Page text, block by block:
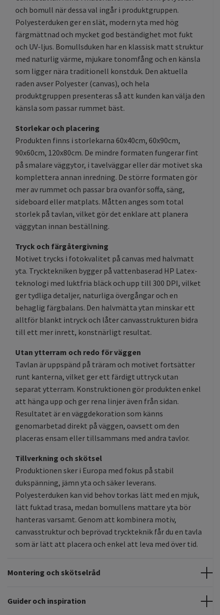
och bomull när dessa val ingår i produktgruppen.
Polyesterduken ger en slät, modern yta med hög
färgmättnad och mycket god beständighet mot fukt
och UV-ljus. Bomullsduken har en klassisk matt struktur
med naturlig värme, mjukare tonomfång och en känsla
som ligger nära traditionell konstduk. Den aktuella
raden avser Polyester (canvas), och hela
produktgruppen presenteras så att kunden kan välja den
känsla som passar rummet bäst.
Storlekar och placering
Produkten finns i storlekarna 60x40cm, 60x90cm,
90x60cm, 120x80cm. De mindre formaten fungerar fint
på smalare väggytor, i tavelväggar eller där motivet ska
komplettera annan inredning. De större formaten gör
mer av rummet och passar bra ovanför soffa, säng,
sideboard eller matplats. Måtten anges som total
storlek på tavlan, vilket gör det enklare att planera
väggytan innan beställning.
Tryck och färgåtergivning
Motivet trycks i fotokvalitet på canvas med halvmatt
yta. Trycktekniken bygger på vattenbaserad HP Latex-
teknologi med luktfria bläck och upp till 300 DPI, vilket
ger tydliga detaljer, naturliga övergångar och en
behaglig färgbalans. Den halvmätta ytan minskar ett
alltför blankt intryck och låter canvasstrukturen bidra
till ett mer inrett, konstnärligt resultat.
Utan ytterram och redo för väggen
Tavlan är uppspänd på träram och motivet fortsätter
runt kanterna, vilket ger ett färdigt uttryck utan
separat ytterram. Konstruktionen gör produkten enkel
att hänga upp och ger rena linjer även från sidan.
Resultatet är en väggdekoration som känns
genomarbetad direkt på väggen, oavsett om den
placeras ensam eller tillsammans med andra tavlor.
Tillverkning och skötsel
Produktionen sker i Europa med fokus på stabil
dukspänning, jämn yta och säker leverans.
Polyesterduken kan vid behov torkas lätt med en mjuk,
lätt fuktad trasa, medan bomullens mattare yta bör
hanteras varsamt. Genom att kombinera motiv,
canvasstruktur och beprövad tryckteknik får du en tavla
som är lätt att placera och enkel att leva med över tid.
Montering och skötselråd
Guider och inspiration